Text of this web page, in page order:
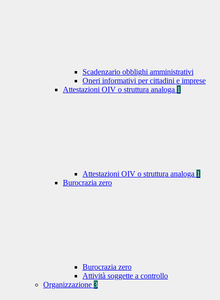
Scadenzario obblighi amministrativi
Oneri informativi per cittadini e imprese
Attestazioni OIV o struttura analoga 1
Attestazioni OIV o struttura analoga 1
Burocrazia zero
Burocrazia zero
Attività soggette a controllo
Organizzazione 3